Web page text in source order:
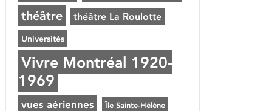
théâtre théâtre La Roulotte
Universités
Vivre Montréal 1920-
1969
vues aériennes Île Sainte-Hélène